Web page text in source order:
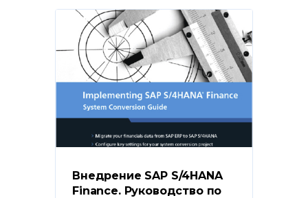
Внедрение SAP S/4HANA
Finance. Руководство по